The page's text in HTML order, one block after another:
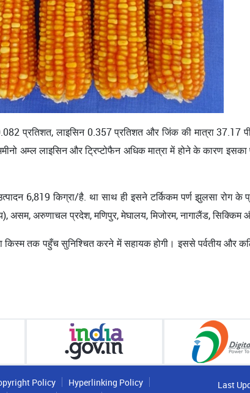
प्रतिशत, लाइसिन 0.357 प्रतिशत और जिंक की मात्रा 37.17
अम्ल लाइसिन और ट्रिप्टोफैन अधिक मात्रा में होने के कारण इसका
6,819 किग्रा/है. था साथ ही इसने टर्किकम पर्ण झुलसा रोग के
असम, अरुणाचल प्रदेश, मणिपुर, मेघालय, मिजोरम, नागालैंड,
किस्म तक पहुँच सुनिश्चित करने में सहायक होगी। इससे पर्वतीय और
Policy
Hyperlinking Policy
Last